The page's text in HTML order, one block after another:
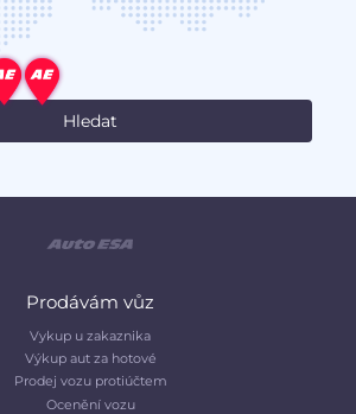
Prodávám vůz
Vykup u zakaznika
Výkup aut za hotové
Prodej vozu protiúčtem
Ocenění vozu